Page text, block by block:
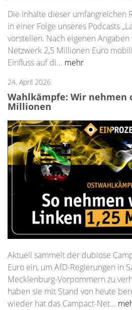
Die Inhalte dieser umfangreichen
in einer Folge unseres Podcasts
vorstellen. Nach eigenen
Netzwerk 2,5 Millionen Euro
Einfluss auf di... mehr
24. April 2026
Wahlkämpfe: Wir nehmen
Millionen
Aktuell sammelt der dubiose
Euro ein, um AfD-Regierungen in
Mecklenburg-Vorpommern zu
haben sie mit Stand von heute
wieder hat das Campact-Net...